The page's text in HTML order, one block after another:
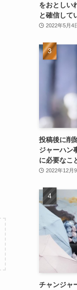
をおとしい
と確信して
2022年5月4
投稿後に削
ジャーハン
に必要なこ
2022年12月
チャンジャ